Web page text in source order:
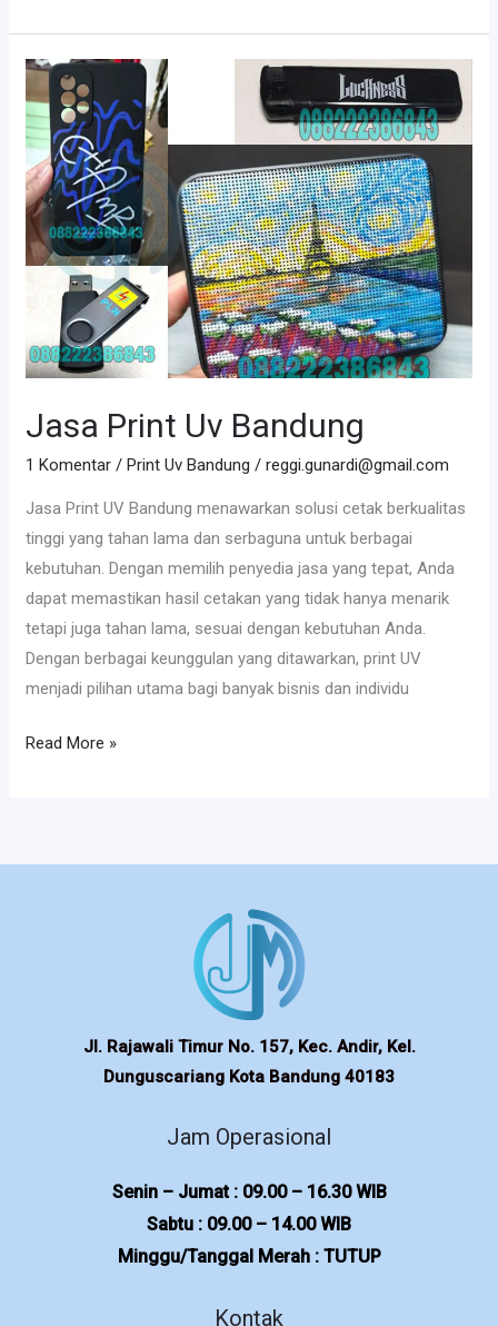
Jasa Print Uv Bandung
1 Komentar /Print Uv Bandung /reggi.gunardi@gmail.com
Jasa Print UV Bandung menawarkan solusi cetak berkualitas
tinggi yang tahan lama dan serbaguna untuk berbagai
kebutuhan. Dengan memilih penyedia jasa yang tepat, Anda
dapat memastikan hasil cetakan yang tidak hanya menarik
tetapi juga tahan lama, sesuai dengan kebutuhan Anda.
Dengan berbagai keunggulan yang ditawarkan, print UV
menjadi pilihan utama bagi banyak bisnis dan individu
Jasa
Print
Uv
Bandung
Read More »
Jl. Rajawali Timur No. 157, Kec. Andir, Kel.
Dunguscariang Kota Bandung 40183
Jam Operasional
Senin – Jumat : 09.00 – 16.30 WIB
Sabtu : 09.00 – 14.00 WIB
Minggu/Tanggal Merah : TUTUP
Kontak